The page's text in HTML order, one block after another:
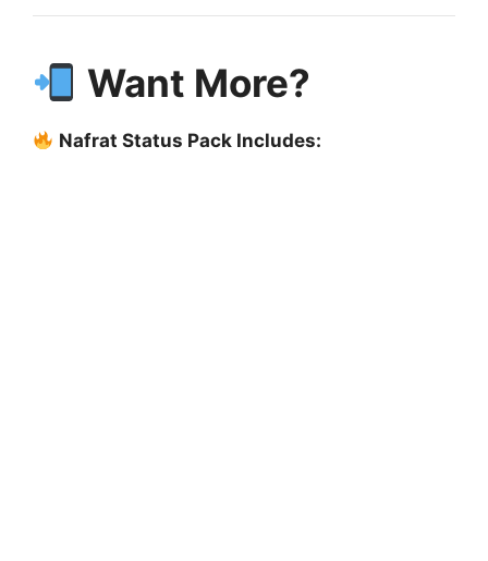
Want More?
Nafrat Status Pack Includes: